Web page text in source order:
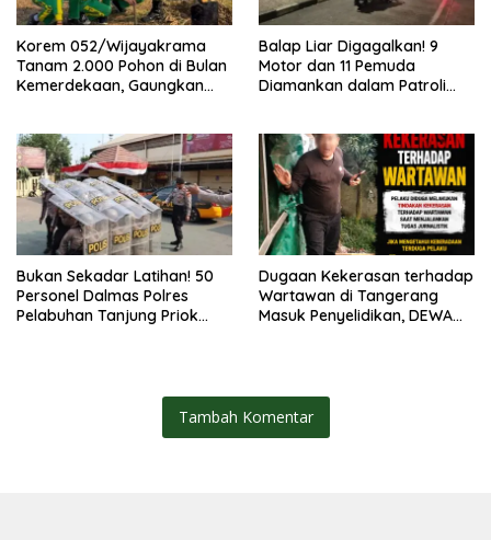
Korem 052/Wijayakrama
Tanam 2.000 Pohon di Bulan
Kemerdekaan, Gaungkan
Balap Liar Digagalkan! 9
Motor dan 11 Pemuda
Diamankan dalam Patroli
Bukan Sekadar Latihan! 50
Personel Dalmas Polres
Pelabuhan Tanjung Priok
Dugaan Kekerasan terhadap
Wartawan di Tangerang
Masuk Penyelidikan, DEWA
Tambah Komentar